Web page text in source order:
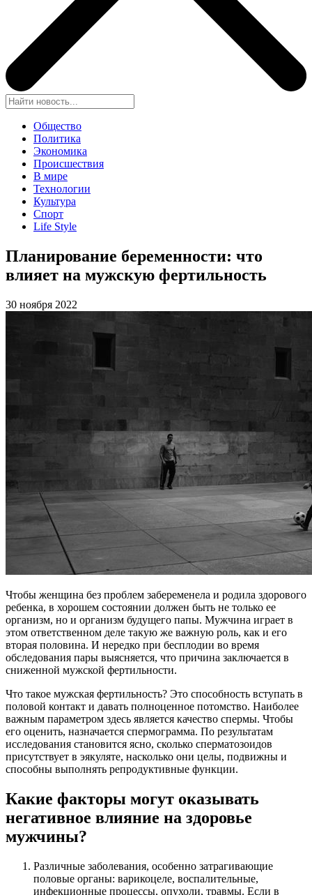
Общество
Политика
Экономика
Происшествия
В мире
Технологии
Культура
Спорт
Life Style
Планирование беременности: что
влияет на мужскую фертильность
30 ноября 2022
Чтобы женщина без проблем забеременела и родила здорового
ребенка, в хорошем состоянии должен быть не только ее
организм, но и организм будущего папы. Мужчина играет в
этом ответственном деле такую же важную роль, как и его
вторая половина. И нередко при бесплодии во время
обследования пары выясняется, что причина заключается в
сниженной мужской фертильности.
Что такое мужская фертильность? Это способность вступать в
половой контакт и давать полноценное потомство. Наиболее
важным параметром здесь является качество спермы. Чтобы
его оценить, назначается спермограмма. По результатам
исследования становится ясно, сколько сперматозоидов
присутствует в эякуляте, насколько они целы, подвижны и
способны выполнять репродуктивные функции.
Какие факторы могут оказывать
негативное влияние на здоровье
мужчины?
Различные заболевания, особенно затрагивающие
половые органы: варикоцеле, воспалительные,
инфекционные процессы, опухоли, травмы. Если в